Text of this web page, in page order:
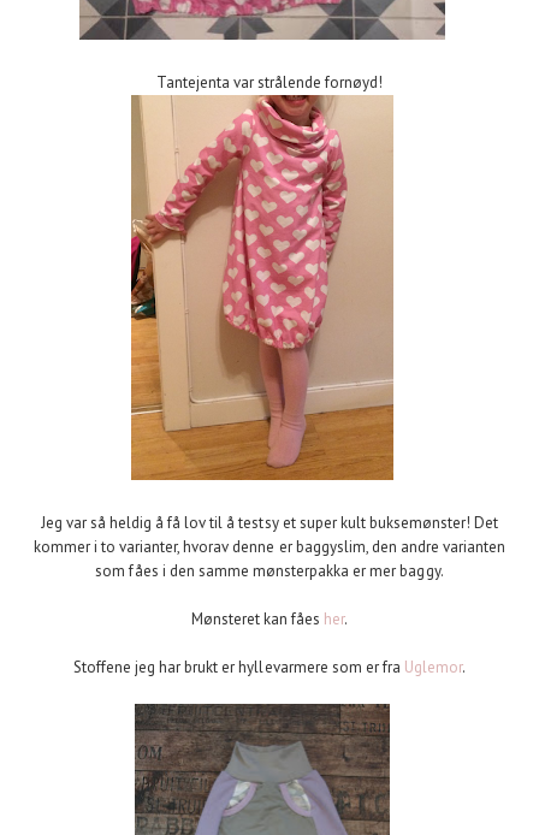
Tantejenta var strålende fornøyd!
Jeg var så heldig å få lov til å testsy et super kult buksemønster! Det
kommer i to varianter, hvorav denne er baggyslim, den andre varianten
som fåes i den samme mønsterpakka er mer baggy.
Mønsteret kan fåes her.
Stoffene jeg har brukt er hyllevarmere som er fra Uglemor.